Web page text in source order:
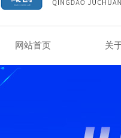
网站首页 关